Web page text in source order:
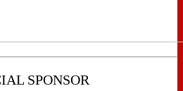
SPONSOR